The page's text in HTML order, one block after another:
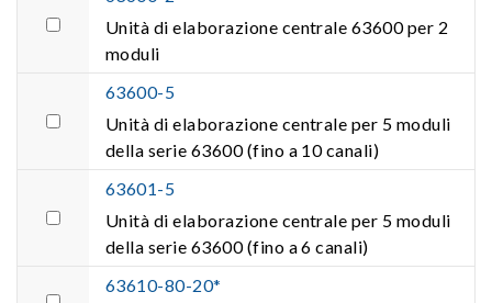
Unità di elaborazione centrale 63600 per 2
moduli
63600-5
Unità di elaborazione centrale per 5 moduli
della serie 63600 (fino a 10 canali)
63601-5
Unità di elaborazione centrale per 5 moduli
della serie 63600 (fino a 6 canali)
63610-80-20*